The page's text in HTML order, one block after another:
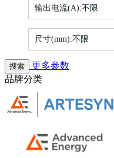
输出电流(A):不限
尺寸(mm):不限
更多参数
品牌分类